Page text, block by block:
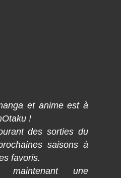
et anime est à
!
des sorties du
saisons à
favoris.
maintenant une